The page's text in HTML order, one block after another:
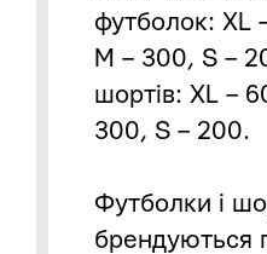
футболок: XL
M – 300, S –
шортів: XL –
300, S – 200.
Футболки і
брендуються